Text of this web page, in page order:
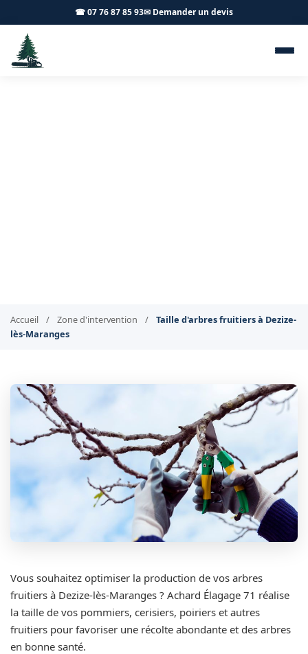
☎ 07 76 87 85 93✉ Demander un devis
Accueil / Zone d'intervention /
Taille d'arbres fruitiers à Dezize-
lès-Maranges
Vous souhaitez optimiser la production de vos arbres
fruitiers à Dezize-lès-Maranges ? Achard Élagage 71 réalise
la taille de vos pommiers, cerisiers, poiriers et autres
fruitiers pour favoriser une récolte abondante et des arbres
en bonne santé.